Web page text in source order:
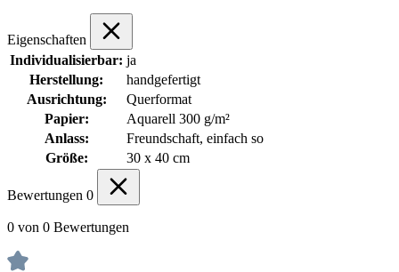
Eigenschaften
Individualisierbar: ja
Herstellung:
handgefertigt
Ausrichtung:
Querformat
Papier:
Aquarell 300 g/m²
Anlass:
Freundschaft, einfach so
Größe:
30 x 40 cm
Bewertungen 0
0 von 0 Bewertungen